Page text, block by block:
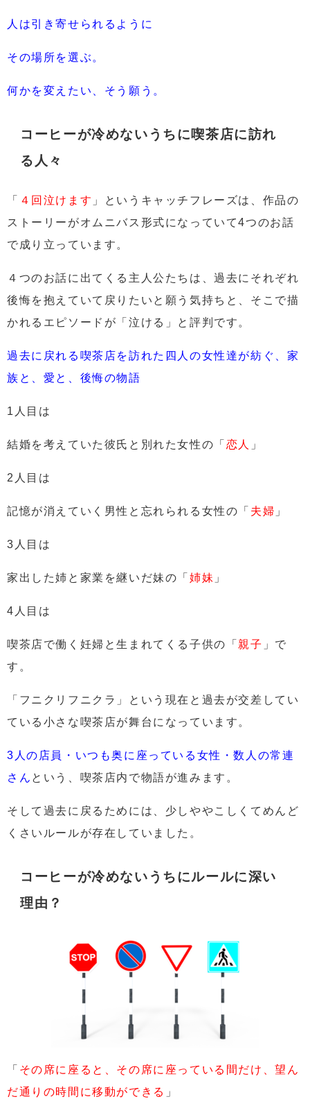
人は引き寄せられるように
その場所を選ぶ。
何かを変えたい、そう願う。
コーヒーが冷めないうちに喫茶店に訪れ
る人々
「 ４回泣けます 」というキャッチフレーズは、作品の
ストーリーがオムニバス形式になっていて4つのお話
で成り立っています。
４つのお話に出てくる主人公たちは、過去にそれぞれ
後悔を抱えていて戻りたいと願う気持ちと、そこで描
かれるエピソードが「泣ける」と評判です。
過去に戻れる喫茶店を訪れた四人の女性達が紡ぐ、家
族と、愛と、後悔の物語
1人目は
結婚を考えていた彼氏と別れた女性の 「 恋人 」
2人目は
記憶が消えていく男性と忘れられる女性の 「 夫婦 」
3人目は
家出した姉と家業を継いだ妹の 「姉妹 」
4人目は
喫茶店で働く妊婦と生まれてくる子供の 「 親子 」 で
す。
「 フニクリフニクラ」という現在と過去が交差してい
ている小さな喫茶店が舞台になっています。
3人の店員・いつも奥に座っている女性・数人の常連
さん という、喫茶店内で物語が進みます。
そして過去に戻るためには、少しややこしくて めんど
くさいルールが存在していました。
コーヒーが冷めないうちにルールに深い
理由？
「 その席に座ると、その席に座っている間だけ、望ん
だ通りの時間に移動ができる 」